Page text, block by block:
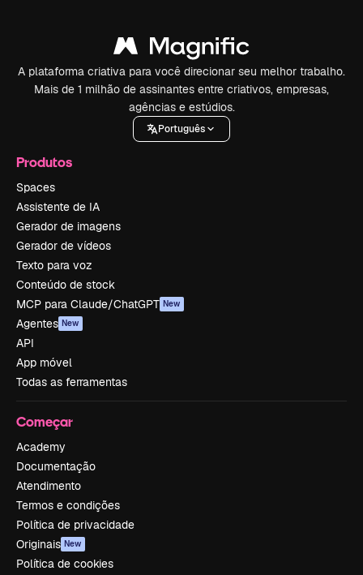
A plataforma criativa para você direcionar seu melhor trabalho.
Mais de 1 milhão de assinantes entre criativos, empresas,
agências e estúdios.
Português
Produtos
Spaces
Assistente de IA
Gerador de imagens
Gerador de vídeos
Texto para voz
Conteúdo de stock
MCP para Claude/ChatGPT New
Agentes New
API
App móvel
Todas as ferramentas
Começar
Academy
Documentação
Atendimento
Termos e condições
Política de privacidade
Originais New
Política de cookies